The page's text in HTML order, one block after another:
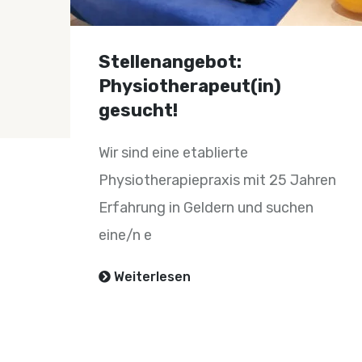
Erfolgreicher Abschluss
der Manuellen Therapie
durch Mitarbeiterin
Wir freuen uns, Ihnen mitteilen zu
dürfen, dass unsere engagierte
Mitarbeiterin, Frau Sandhya Fenge
Weiterlesen